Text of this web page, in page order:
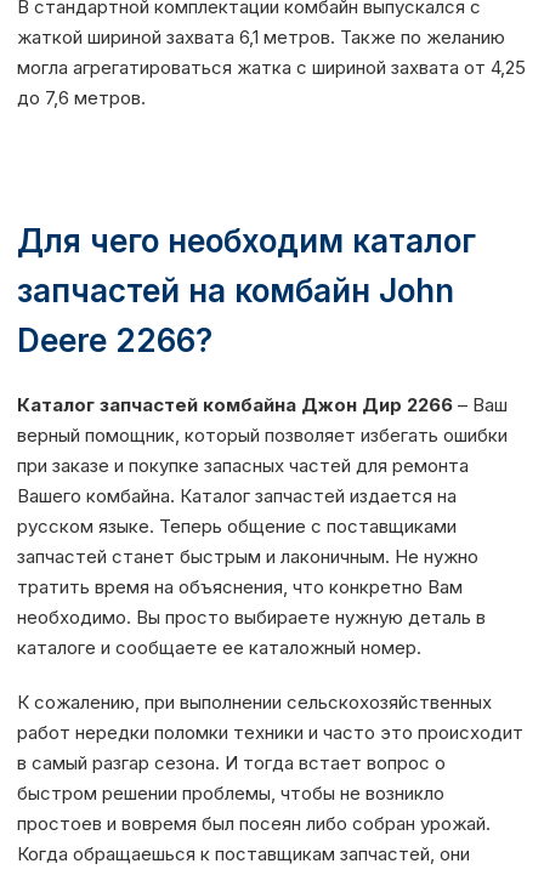
В стандартной комплектации комбайн выпускался с
жаткой шириной захвата 6,1 метров. Также по желанию
могла агрегатироваться жатка с шириной захвата от 4,25
до 7,6 метров.
Для чего необходим каталог
запчастей на комбайн John
Deere 2266?
Каталог запчастей комбайна Джон Дир 2266 – Ваш
верный помощник, который позволяет избегать ошибки
при заказе и покупке запасных частей для ремонта
Вашего комбайна. Каталог запчастей издается на
русском языке. Теперь общение с поставщиками
запчастей станет быстрым и лаконичным. Не нужно
тратить время на объяснения, что конкретно Вам
необходимо. Вы просто выбираете нужную деталь в
каталоге и сообщаете ее каталожный номер.
К сожалению, при выполнении сельскохозяйственных
работ нередки поломки техники и часто это происходит
в самый разгар сезона. И тогда встает вопрос о
быстром решении проблемы, чтобы не возникло
простоев и вовремя был посеян либо собран урожай.
Когда обращаешься к поставщикам запчастей, они